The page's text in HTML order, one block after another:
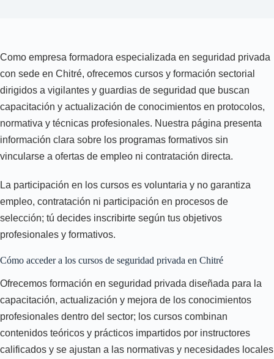
Como empresa formadora especializada en seguridad privada
con sede en Chitré, ofrecemos cursos y formación sectorial
dirigidos a vigilantes y guardias de seguridad que buscan
capacitación y actualización de conocimientos en protocolos,
normativa y técnicas profesionales. Nuestra página presenta
información clara sobre los programas formativos sin
vincularse a ofertas de empleo ni contratación directa.
La participación en los cursos es voluntaria y no garantiza
empleo, contratación ni participación en procesos de
selección; tú decides inscribirte según tus objetivos
profesionales y formativos.
Cómo acceder a los cursos de seguridad privada en Chitré
Ofrecemos formación en seguridad privada diseñada para la
capacitación, actualización y mejora de los conocimientos
profesionales dentro del sector; los cursos combinan
contenidos teóricos y prácticos impartidos por instructores
calificados y se ajustan a las normativas y necesidades locales